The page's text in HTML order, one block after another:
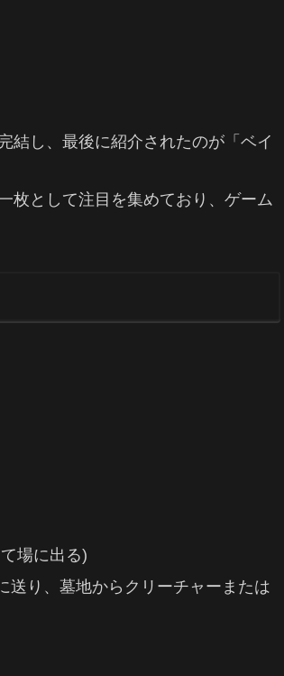
結し、最後に紹介されたのが「ベイ
枚として注目を集めており、ゲーム
場に出る)
送り、墓地からクリーチャーまたは